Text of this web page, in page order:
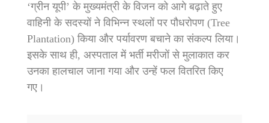
‘ग्रीन यूपी’ के मुख्यमंत्री के विजन को आगे बढ़ाते हुए
वाहिनी के सदस्यों ने विभिन्न स्थलों पर पौधरोपण (Tree
Plantation) किया और पर्यावरण बचाने का संकल्प लिया।
इसके साथ ही, अस्पताल में भर्ती मरीजों से मुलाकात कर
उनका हालचाल जाना गया और उन्हें फल वितरित किए
गए।